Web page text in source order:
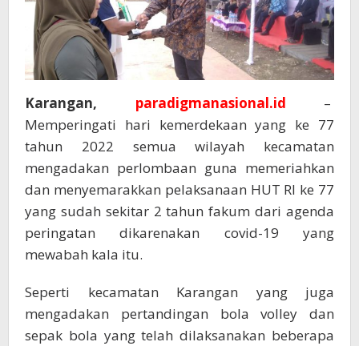
Karangan, paradigmanasional.id –
Memperingati hari kemerdekaan yang ke 77
tahun 2022 semua wilayah kecamatan
mengadakan perlombaan guna memeriahkan
dan menyemarakkan pelaksanaan HUT RI ke 77
yang sudah sekitar 2 tahun fakum dari agenda
peringatan dikarenakan covid-19 yang
mewabah kala itu.
Seperti kecamatan Karangan yang juga
mengadakan pertandingan bola volley dan
sepak bola yang telah dilaksanakan beberapa